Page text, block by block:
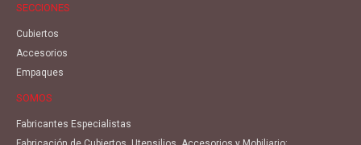
SECCIONES
Cubiertos
Accesorios
Empaques
SOMOS
Fabricantes Especialistas